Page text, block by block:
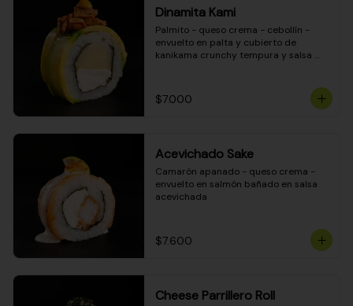
Dinamita Kami
Palmito - queso crema - cebollín -
envuelto en palta y cubierto de
kanikama crunchy tempura y salsa
$7.000
Acevichado Sake
Camarón apanado - queso crema -
envuelto en salmón bañado en salsa
acevichada
$7.600
Cheese Parrillero Roll